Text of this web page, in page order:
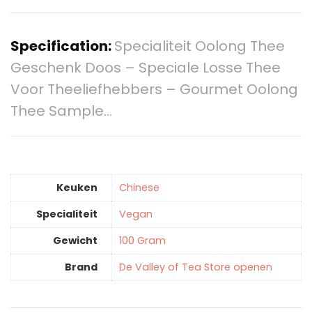
Specification:Specialiteit Oolong Thee
Geschenk Doos – Speciale Losse Thee
Voor Theeliefhebbers – Gourmet Oolong
Thee Sample…
Keuken
‎Chinese
Specialiteit
‎Vegan
Gewicht
‎100 Gram
Brand
De Valley of Tea Store openen